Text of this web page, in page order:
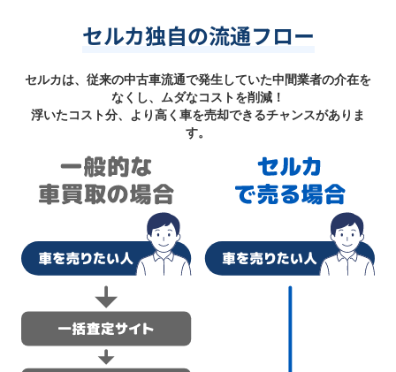
セルカ独自の流通フロー
セルカは、従来の中古車流通で発生していた中間業者の介在を
なくし、ムダなコストを削減！
浮いたコスト分、より高く車を売却できるチャンスがありま
す。